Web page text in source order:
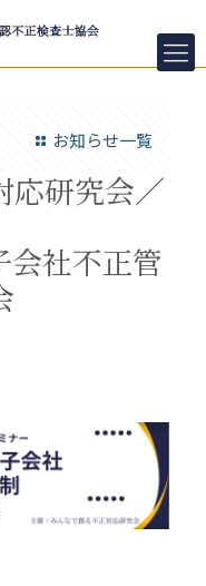
お知らせ一覧
応研究会／
会社不正管